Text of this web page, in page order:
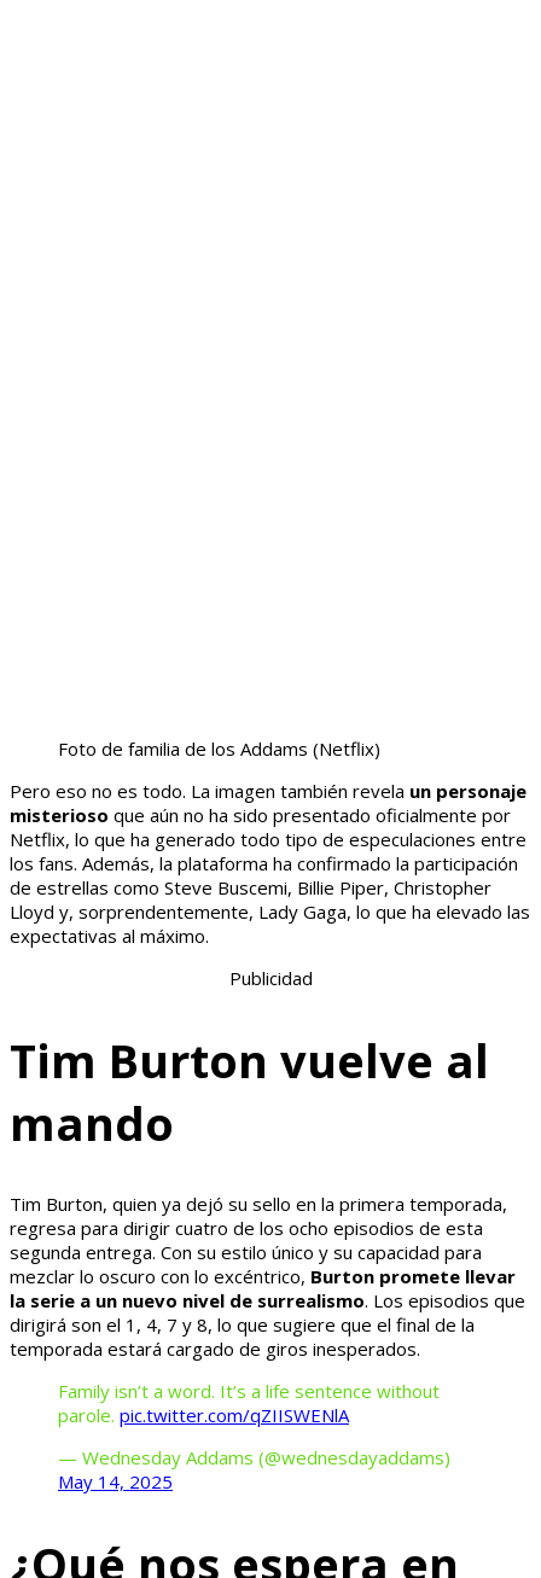
Foto de familia de los Addams (Netflix)
Pero eso no es todo. La imagen también revela un personaje
misterioso que aún no ha sido presentado oficialmente por
Netflix, lo que ha generado todo tipo de especulaciones entre
los fans. Además, la plataforma ha confirmado la participación
de estrellas como Steve Buscemi, Billie Piper, Christopher
Lloyd y, sorprendentemente, Lady Gaga, lo que ha elevado las
expectativas al máximo.
Publicidad
Tim Burton vuelve al
mando
Tim Burton, quien ya dejó su sello en la primera temporada,
regresa para dirigir cuatro de los ocho episodios de esta
segunda entrega. Con su estilo único y su capacidad para
mezclar lo oscuro con lo excéntrico, Burton promete llevar
la serie a un nuevo nivel de surrealismo. Los episodios que
dirigirá son el 1, 4, 7 y 8, lo que sugiere que el final de la
temporada estará cargado de giros inesperados.
Family isn’t a word. It’s a life sentence without
parole. pic.twitter.com/qZIISWENlA
— Wednesday Addams (@wednesdayaddams)
May 14, 2025
¿Qué nos espera en